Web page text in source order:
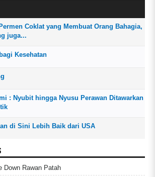
Coklat yang Membuat Orang Bahagia,
juga...
Kesehatan
: Nyubit hingga Nyusu Perawan Ditawarkan
di Sini Lebih Baik dari USA
Down Rawan Patah